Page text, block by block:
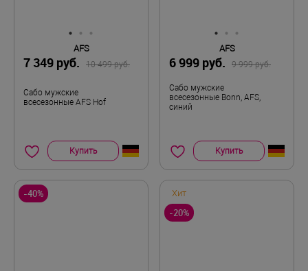
AFS
7 349 руб. 10 499 руб.
Сабо мужские
всесезонные AFS Hof
Купить
AFS
6 999 руб. 9 999 руб.
Сабо мужские
всесезонные Bonn, AFS,
синий
Купить
-40% Хит
-20%